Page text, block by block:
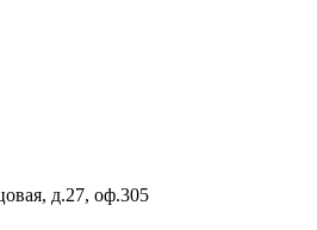
д.27, оф.305